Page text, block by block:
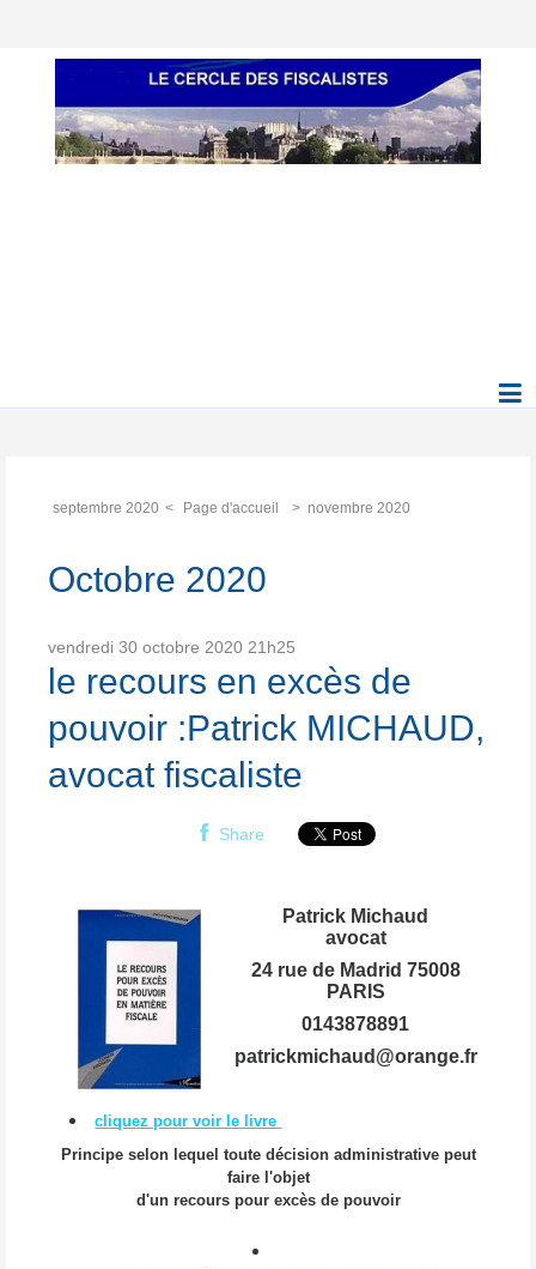
septembre 2020 Page d'accueil novembre 2020
Octobre 2020
vendredi 30 octobre 2020 21h25
le recours en excès de
pouvoir :Patrick MICHAUD,
avocat fiscaliste
Share
Patrick Michaud
avocat
24 rue de Madrid 75008
PARIS
0143878891
patrickmichaud@orange.fr
cliquez pour voir le livre
Principe selon lequel toute décision administrative peut
faire l'objet
d'un recours pour excès de pouvoir